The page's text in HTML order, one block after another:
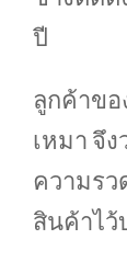
ปี
ลูกค้าขอ
เหมา จึ
ความรว
สินค้าไ